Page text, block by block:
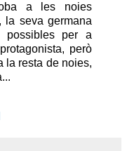
a les noies
la seva germana
possibles per a
però
la resta de noies,